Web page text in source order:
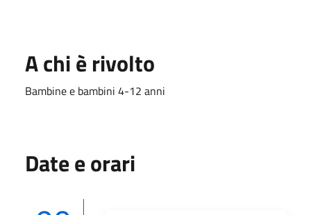
A chi è rivolto
Bambine e bambini 4-12 anni
Date e orari